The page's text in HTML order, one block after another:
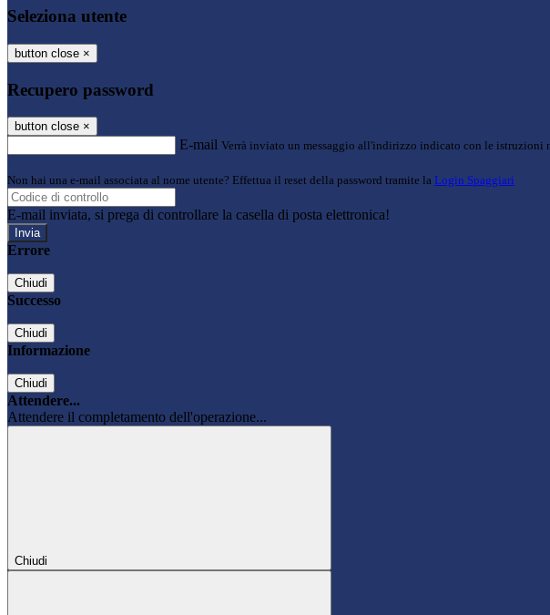
Seleziona utente
button close ×
Recupero password
button close ×
E-mail Verrà inviato un messaggio all'indirizzo indicato con le istruzioni
Non hai una e-mail associata al nome utente? Effettua il reset della password tramite la Login Spaggiari
E-mail inviata, si prega di controllare la casella di posta elettronica!
Errore
Chiudi
Successo
Chiudi
Informazione
Chiudi
Attendere...
Attendere il completamento dell'operazione...
Chiudi